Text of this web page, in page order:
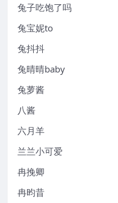
兔子吃饱了吗
兔宝妮to
兔抖抖
兔晴晴baby
兔萝酱
八酱
六月羊
兰兰小可爱
冉挽卿
冉昀昔